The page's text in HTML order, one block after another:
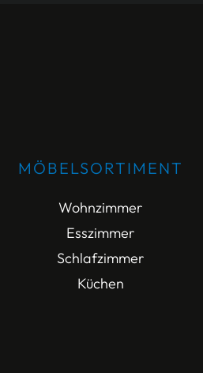
MÖBELSORTIMENT
Wohnzimmer
Esszimmer
Schlafzimmer
Küchen